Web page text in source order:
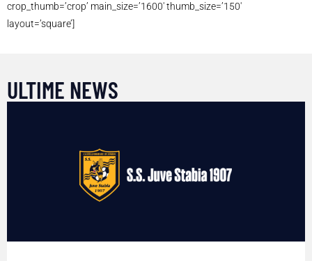
crop_thumb=’crop’ main_size=’1600′ thumb_size=’150′
layout=’square’]
ULTIME NEWS